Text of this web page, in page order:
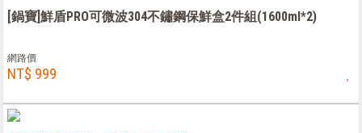
[鍋寶]鮮盾PRO可微波304不鏽鋼保鮮盒2件組(1600ml*2)
網路價
NT$ 999